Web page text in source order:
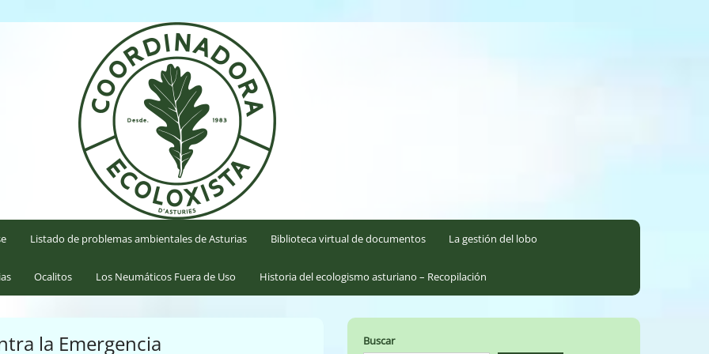
Listado de problemas ambientales de Asturias Biblioteca virtual de documentos La gestión del lobo
Ocalitos Los Neumáticos Fuera de Uso Historia del ecologismo asturiano – Recopilación
la Emergencia Buscar